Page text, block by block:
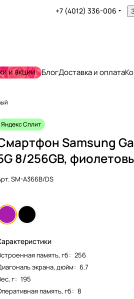
+7 (4012) 336-006
и акции БлогДоставка и оплата
Яндекс Сплит
Samsung
8/256GB,
SM-A366B/DS
память, гб: 256
экрана, дюйм: 6.7
г: 195
память, гб: 8